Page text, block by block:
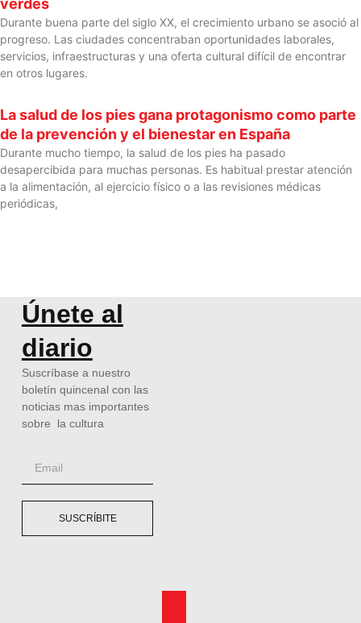
Durante buena parte del siglo XX, el crecimiento urbano se asoció al
progreso. Las ciudades concentraban oportunidades laborales,
servicios, infraestructuras y una oferta cultural difícil de encontrar
en otros lugares.
La salud de los pies gana protagonismo como parte
de la prevención y el bienestar en España
Durante mucho tiempo, la salud de los pies ha pasado
desapercibida para muchas personas. Es habitual prestar atención
a la alimentación, al ejercicio físico o a las revisiones médicas
periódicas,
Únete al
diario
Suscríbase a nuestro
boletín quincenal con las
noticias mas importantes
sobre la cultura
SUSCRÍBITE